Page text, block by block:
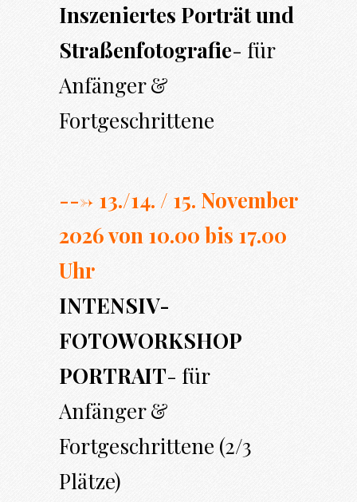
Inszeniertes Porträt und
Straßenfotografie- für
Anfänger &
Fortgeschrittene
---> 13./14. / 15. November
2026 von 10.00 bis 17.00
Uhr
INTENSIV-
FOTOWORKSHOP
PORTRAIT- für
Anfänger &
Fortgeschrittene (2/3
Plätze)